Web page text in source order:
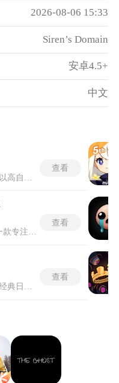
2026-08-06 15:33
Siren’s Domain
安卓4.5+
中文
查看
Minecraft 1.19生存服是一款专注于提供纯粹生存体验的多人联机服务器，以我的世界1.19版本(荒野更新)为核心框架，摒弃复杂的模组干扰，回归游戏最本质的探索、建造与协作乐趣。在此服务器中，玩家从零开始收集资源、对抗敌对生物、管理饥饿值，并遵循严格的公平规则：禁止破坏他人建筑(No griefing)、禁止窃取物资(No looting)，同时鼓励玩家通过社区农场和共享仓库互助合作。
查看
查看